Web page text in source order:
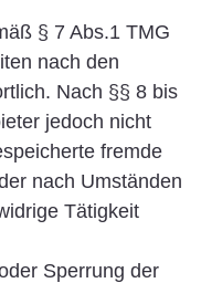
§ 7 Abs.1 TMG
nach den
Nach §§ 8 bis
jedoch nicht
fremde
nach Umständen
Tätigkeit
Sperrung der